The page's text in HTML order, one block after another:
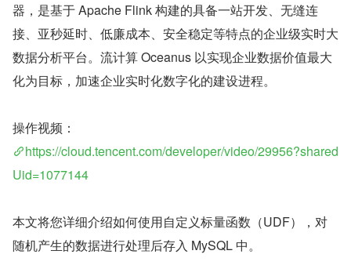
器，是基于 Apache Flink 构建的具备一站开发、无缝连
接、亚秒延时、低廉成本、安全稳定等特点的企业级实时大
数据分析平台。流计算 Oceanus 以实现企业数据价值最大
化为目标，加速企业实时化数字化的建设进程。
操作视频：
https://cloud.tencent.com/developer/video/29956?shared
Uid=1077144
本文将您详细介绍如何使用自定义标量函数（UDF），对
随机产生的数据进行处理后存入 MySQL 中。